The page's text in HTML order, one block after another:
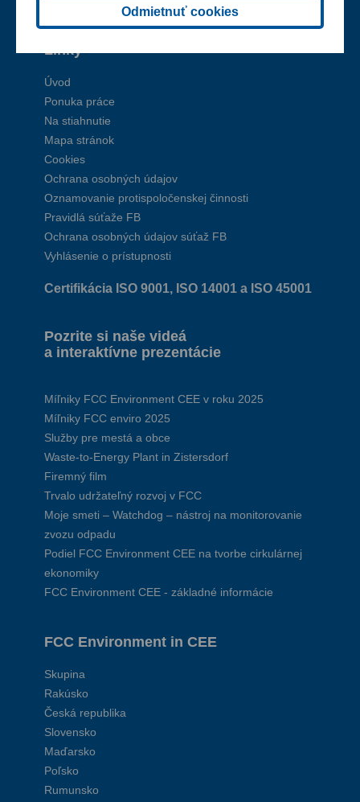
Odmietnuť cookies
Linky
Úvod
Ponuka práce
Na stiahnutie
Mapa stránok
Cookies
Ochrana osobných údajov
Oznamovanie protispoločenskej činnosti
Pravidlá súťaže FB
Ochrana osobných údajov súťaž FB
Vyhlásenie o prístupnosti
Certifikácia ISO 9001, ISO 14001 a ISO 45001
Pozrite si naše videá
a interaktívne prezentácie
Míľniky FCC Environment CEE v roku 2025
Míľniky FCC enviro 2025
Služby pre mestá a obce
Waste-to-Energy Plant in Zistersdorf
Firemný film
Trvalo udržateľný rozvoj v FCC
Moje smeti – Watchdog – nástroj na monitorovanie
zvozu odpadu
Podiel FCC Environment CEE na tvorbe cirkulárnej
ekonomiky
FCC Environment CEE - základné informácie
FCC Environment in CEE
Skupina
Rakúsko
Česká republika
Slovensko
Maďarsko
Poľsko
Rumunsko